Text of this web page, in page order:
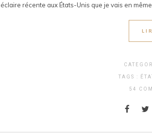
éclaire récente aux États-Unis que je vais en
TAGS :
54